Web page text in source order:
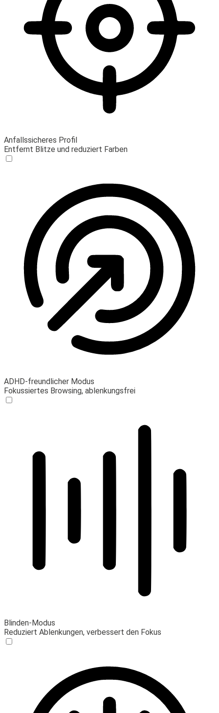
Anfallssicheres Profil
Entfernt Blitze und reduziert Farben
ADHD-freundlicher Modus
Fokussiertes Browsing, ablenkungsfrei
Blinden-Modus
Reduziert Ablenkungen, verbessert den Fokus